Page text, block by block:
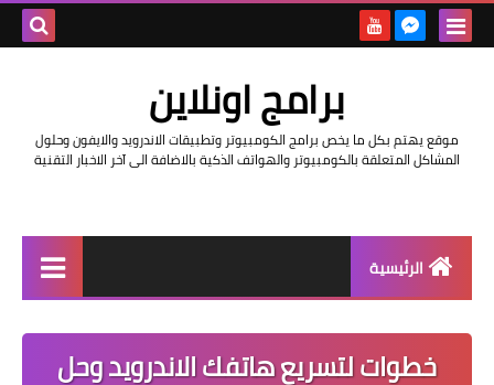
برامج اونلاين
موقع يهتم بكل ما يخص برامج الكومبيوتر وتطبيقات الاندرويد والايفون وحلول
المشاكل المتعلقة بالكومبيوتر والهواتف الذكية بالاضافة الى آخر الاخبار التقنية
الرئيسية
مراجعات
خطوات لتسريع هاتفك الاندرويد وحل